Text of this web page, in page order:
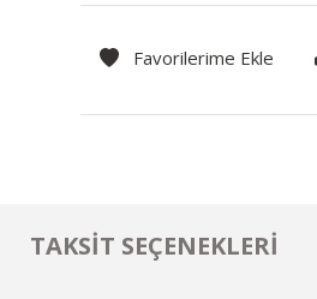
TAKSIT SEÇENEKLERI